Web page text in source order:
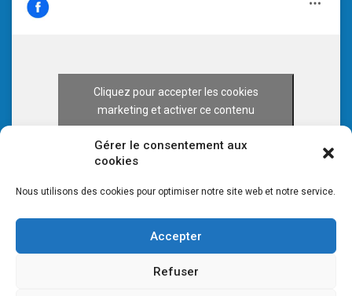
Gérer le consentement aux
cookies
Nous utilisons des cookies pour optimiser notre site web et notre service.
Accepter
Refuser
Cliquez pour accepter les cookies
marketing et activer ce contenu